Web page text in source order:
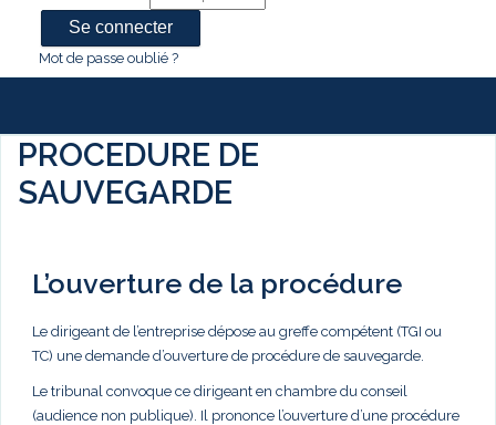
Mot de passe oublié ?
PROCEDURE DE
SAUVEGARDE
L’ouverture de la procédure
Le dirigeant de l’entreprise dépose au greffe compétent (TGI ou
TC) une demande d’ouverture de procédure de sauvegarde.
Le tribunal convoque ce dirigeant en chambre du conseil
(audience non publique). Il prononce l’ouverture d’une procédure